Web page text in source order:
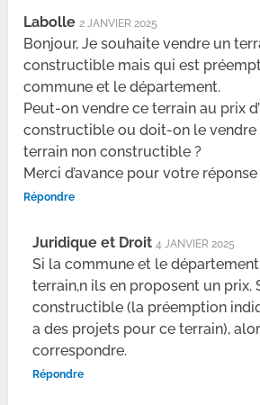
Labolle 2 JANVIER 2025
Bonjour, Je souhaite vendre un
constructible mais qui est
commune et le département.
Peut-on vendre ce terrain au prix
constructible ou doit-on le vendre
terrain non constructible ?
Merci d’avance pour votre réponse
Répondre
Juridique et Droit 4 JANVIER 2025
Si la commune et le
terrain,n ils en proposent un prix.
constructible (la préemption
a des projets pour ce terrain),
correspondre.
Répondre